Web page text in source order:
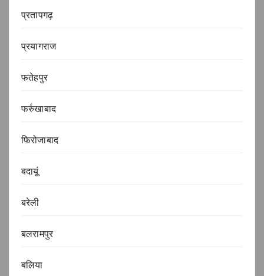
प्रतापगढ़
प्रयागराज
फतेहपुर
फर्रुखाबाद
फिरोजाबाद
बदायूं
बरेली
बलरामपुर
बलिया